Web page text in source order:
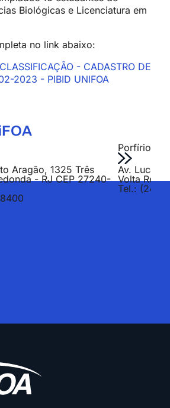
Biológicas e Licenciatura em
no link abaixo:
- CADASTRO DE
2023 - PIBID UNIFOA
Aragão, 1325 Três
- RJ CEP 27240-
Porfírio
Av. Lucas
Volta
Tel.: (24)